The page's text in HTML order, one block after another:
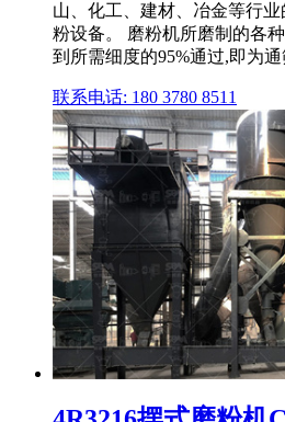
山、化工、建材、冶金等行
粉设备。 磨粉机所磨制的各
到所需细度的95%通过,即为通
联系电话: 180 3780 8511